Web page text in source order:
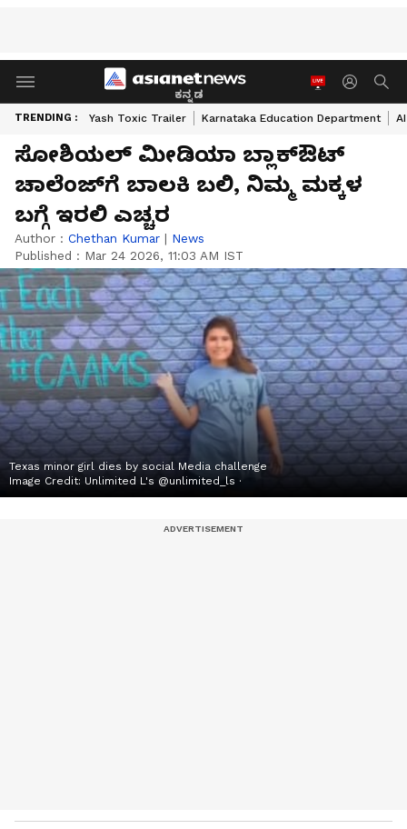
ಕನ್ನಡ
TRENDING : Yash Toxic Trailer Karnataka Education Department
ಸೋಶಿಯಲ್ ಮೀಡಿಯಾ ಬ್ಲಾಕ್ಔಟ್
ಚಾಲೆಂಜ್‌ಗೆ ಬಾಲಕಿ ಬಲಿ, ನಿಮ್ಮ ಮಕ್ಕಳ
ಬಗ್ಗೆ ಇರಲಿ ಎಚ್ಚರ
Author : Chethan Kumar | News
Published : Mar 24 2026, 11:03 AM IST
Texas minor girl dies by social Media challenge
Image Credit: Unlimited L's @unlimited_ls ·